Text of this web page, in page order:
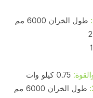
طول الخزان 6000 مم
طول الخزان 6000 مم